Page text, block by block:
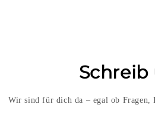
Schreib
Wir sind für dich da – egal ob Fragen,